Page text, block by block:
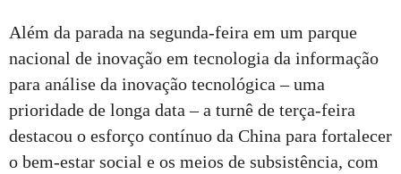
Além da parada na segunda-feira em um parque
nacional de inovação em tecnologia da informação
para análise da inovação tecnológica – uma
prioridade de longa data – a turnê de terça-feira
destacou o esforço contínuo da China para fortalecer
o bem-estar social e os meios de subsistência, com